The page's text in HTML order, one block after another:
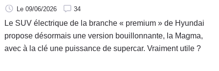
Moto
Le 09/06/2026 34
Le SUV électrique de la branche « premium » de Hyundai
propose désormais une version bouillonnante, la Magma,
avec à la clé une puissance de supercar. Vraiment utile ?